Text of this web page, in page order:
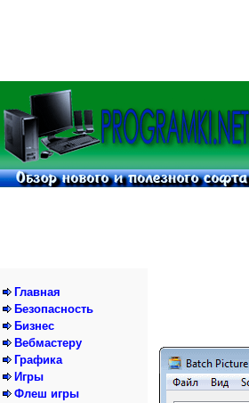
Главная
Безопасность
Бизнес
Вебмастеру
Графика
Игры
Флеш игры